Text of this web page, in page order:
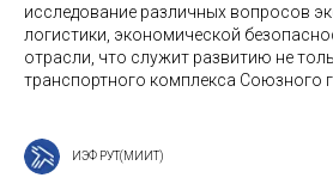
исследование различных вопросов
логистики, экономической
отрасли, что служит развитию не
транспортного комплекса Союзного
ИЭФ РУТ(МИИТ)